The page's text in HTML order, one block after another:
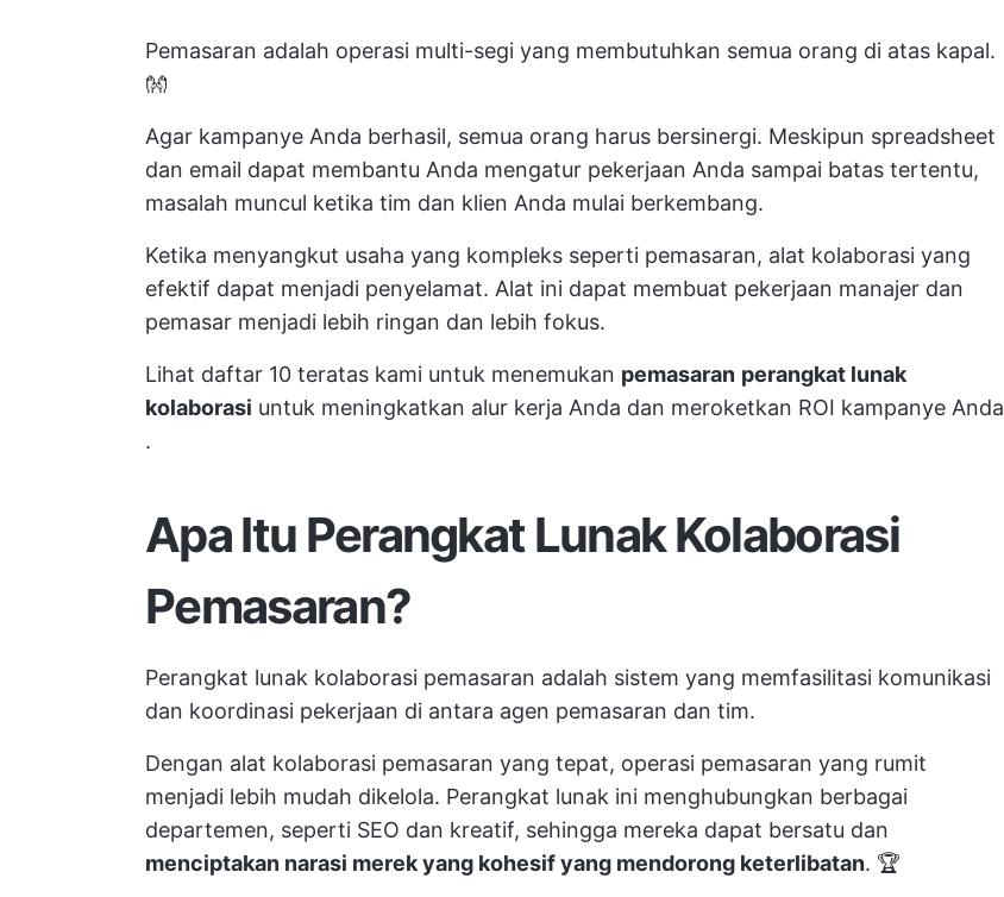
Pemasaran adalah operasi multi-segi yang membutuhkan semua orang di atas kapal.
👐
Agar kampanye Anda berhasil, semua orang harus bersinergi. Meskipun spreadsheet
dan email dapat membantu Anda mengatur pekerjaan Anda sampai batas tertentu,
masalah muncul ketika tim dan klien Anda mulai berkembang.
Ketika menyangkut usaha yang kompleks seperti pemasaran, alat kolaborasi yang
efektif dapat menjadi penyelamat. Alat ini dapat membuat pekerjaan manajer dan
pemasar menjadi lebih ringan dan lebih fokus.
Lihat daftar 10 teratas kami untuk menemukan pemasaran perangkat lunak
kolaborasi untuk meningkatkan alur kerja Anda dan meroketkan ROI kampanye Anda
.
Apa Itu Perangkat Lunak Kolaborasi
Pemasaran?
Perangkat lunak kolaborasi pemasaran adalah sistem yang memfasilitasi komunikasi
dan koordinasi pekerjaan di antara agen pemasaran dan tim.
Dengan alat kolaborasi pemasaran yang tepat, operasi pemasaran yang rumit
menjadi lebih mudah dikelola. Perangkat lunak ini menghubungkan berbagai
departemen, seperti SEO dan kreatif, sehingga mereka dapat bersatu dan
menciptakan narasi merek yang kohesif yang mendorong keterlibatan. 🏆